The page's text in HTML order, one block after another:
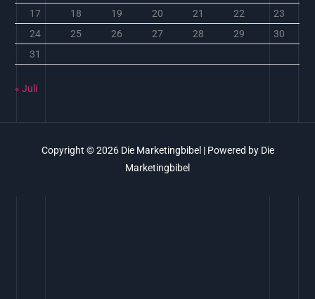
17
18 19 20 21 22
23
24
25 26 27 28 29
30
31
« Juli
Copyright © 2026 Die Marketingbibel | Powered by Die
Marketingbibel